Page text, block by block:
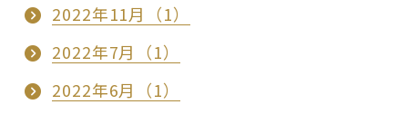
2022年11月（1）
2022年7月（1）
2022年6月（1）